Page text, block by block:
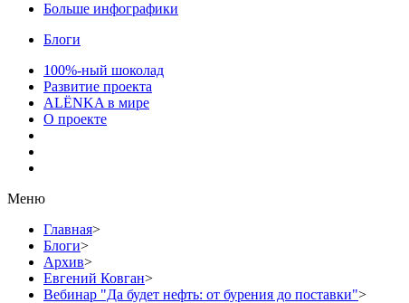
Больше инфографики
Блоги
100%-ный шоколад
Развитие проекта
ALЁNKA в мире
О проекте
Меню
Главная>
Блоги>
Архив>
Евгений Ковган>
Вебинар "Да будет нефть: от бурения до поставки">